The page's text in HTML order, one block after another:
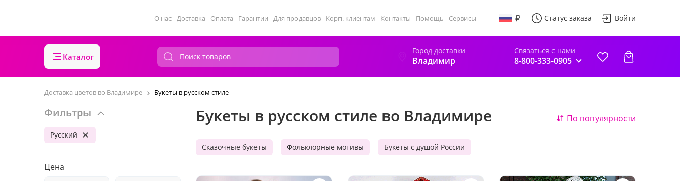
О нас Доставка Оплата Гарантии Для продавцов Корп. клиентам Контакты Помощь Сервисы Статус заказа Войти
Каталог
Город доставки
Владимир
Связаться с нами
8-800-333-0905
Доставка цветов во Владимире Букеты в русском стиле
Фильтры
Русский
Цена
Букеты в русском стиле во Владимире По популярности
Сказочные букеты Фольклорные мотивы Букеты с душой России